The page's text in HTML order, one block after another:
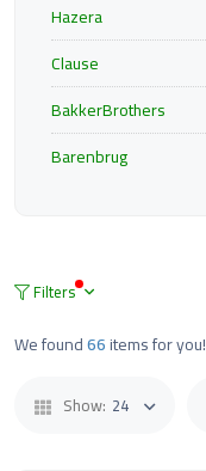
Hazera
Clause
BakkerBrothers
Barenbrug
Filters
We found66items for you!
Show: 24